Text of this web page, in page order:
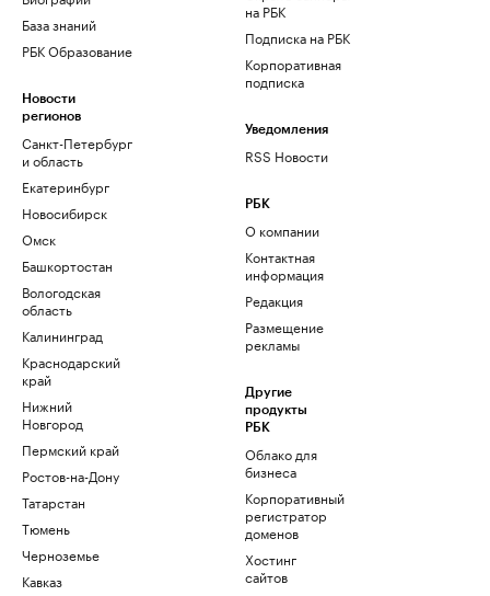
База знаний
РБК Образование
Новости
регионов
Санкт-Петербург
и область
Екатеринбург
Новосибирск
Омск
Башкортостан
Вологодская
область
Калининград
Краснодарский
край
Нижний
Новгород
Пермский край
Ростов-на-Дону
Татарстан
Тюмень
Черноземье
Кавказ
на РБК
Подписка на РБК
Корпоративная
подписка
Уведомления
RSS Новости
РБК
О компании
Контактная
информация
Редакция
Размещение
рекламы
Другие
продукты
РБК
Облако для
бизнеса
Корпоративный
регистратор
доменов
Хостинг
сайтов